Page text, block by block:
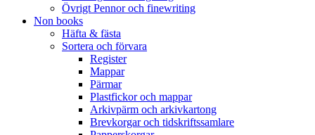
Övrigt Pennor och finewriting
Non books
Häfta & fästa
Sortera och förvara
Register
Mappar
Pärmar
Plastfickor och mappar
Arkivpärm och arkivkartong
Brevkorgar och tidskriftssamlare